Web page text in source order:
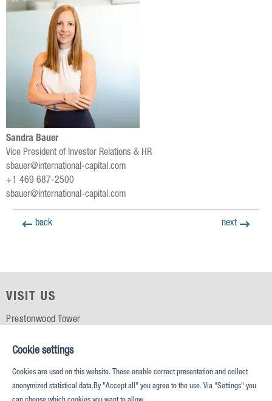
Sandra Bauer
Vice President of Investor Relations & HR
sbauer@international-capital.com
+1 469 687-2500
sbauer@international-capital.com
back next
VISIT US
Prestonwood Tower
Dallas, TX 75254
CALL US
Cookie settings
Cookies are used on this website. These enable correct presentation and collect
anonymized statistical data.By "Accept all" you agree to the use. Via "Settings" you